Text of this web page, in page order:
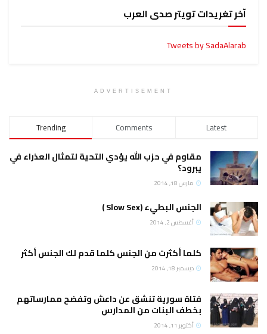
آخر تغريدات تويتر صدى العرب
Tweets by SadaAlarab
ADVERTISEMENT
Trending Comments Latest
مقاوم في حزب الله يؤدي التحية لتمثال العذراء في
يبرود؟
مارس 18, 2014
الجنس البطيء (Slow Sex )
أغسطس 2, 2014
كلما أكثرت من الجنس كلما قدم لك الجنس أكثر
ديسمبر 18, 2014
فتاة سورية تنشق عن داعش وتفضح ممارساتهم
بخطف البنات من المدارس
أكتوبر 11, 2014